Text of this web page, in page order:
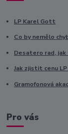
LP Karel Gott
Co by nemělo
Desatero rad,
Jak zjistit cenu
Gramofonová
Pro vás